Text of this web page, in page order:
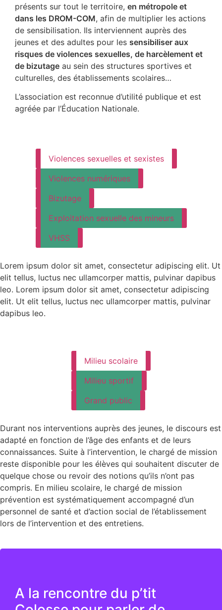
présents sur tout le territoire, en métropole et
dans les DROM-COM, afin de multiplier les actions
de sensibilisation. Ils interviennent auprès des
jeunes et des adultes pour les sensibiliser aux
risques de violences sexuelles, de harcèlement et
de bizutage au sein des structures sportives et
culturelles, des établissements scolaires…
L’association est reconnue d’utilité publique et est
agréée par l’Éducation Nationale.
Violences sexuelles et sexistes
Violences numériques
Bizutage
Exploitation sexuelle des mineurs
VHSS
Lorem ipsum dolor sit amet, consectetur adipiscing elit. Ut
elit tellus, luctus nec ullamcorper mattis, pulvinar dapibus
leo. Lorem ipsum dolor sit amet, consectetur adipiscing
elit. Ut elit tellus, luctus nec ullamcorper mattis, pulvinar
dapibus leo.
Milieu scolaire
Milieu sportif
Grand public
Durant nos interventions auprès des jeunes, le discours est
adapté en fonction de l’âge des enfants et de leurs
connaissances. Suite à l’intervention, le chargé de mission
reste disponible pour les élèves qui souhaitent discuter de
quelque chose ou revoir des notions qu’ils n’ont pas
compris. En milieu scolaire, le chargé de mission
prévention est systématiquement accompagné d’un
personnel de santé et d’action social de l’établissement
lors de l’intervention et des entretiens.
A la rencontre du p’tit
C’est quoi la protection des enfants
Savoir identifier les émotions primaires